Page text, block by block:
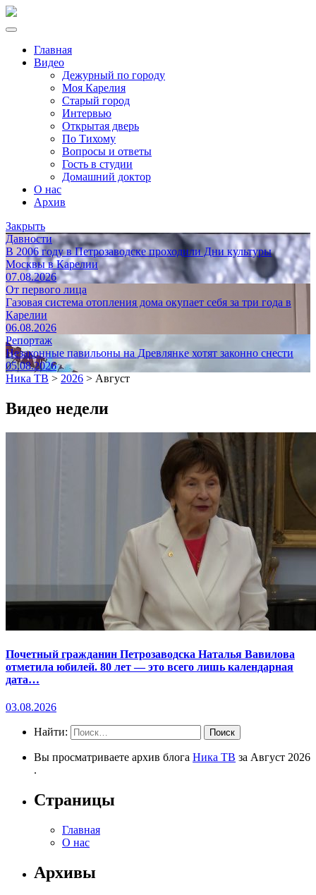
Главная
Видео
Дежурный по городу
Моя Карелия
Старый город
Интервью
Открытая дверь
По Тихому
Вопросы и ответы
Гость в студии
Домашний доктор
О нас
Архив
Закрыть
Давности
В 2006 году в Петрозаводске проходили Дни культуры
Москвы в Карелии
07.08.2026
От первого лица
Газовая система отопления дома окупает себя за три года в
Карелии
06.08.2026
Репортаж
Незаконные павильоны на Древлянке хотят законно снести
05.08.2026
Ника ТВ > 2026 > Август
Видео недели
Почетный гражданин Петрозаводска Наталья Вавилова
отметила юбилей. 80 лет — это всего лишь календарная
дата…
03.08.2026
Найти:
Вы просматриваете архив блога Ника ТВ за Август 2026
.
Страницы
Главная
О нас
Архивы